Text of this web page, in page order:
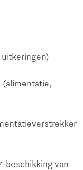
uitkeringen)
(alimentatie,
beschikking van